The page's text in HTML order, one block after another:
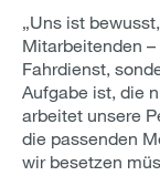
„Uns ist
Mitarbeitenden
Fahrdienst,
Aufgabe ist, die
arbeitet unsere
die passenden
wir besetzen